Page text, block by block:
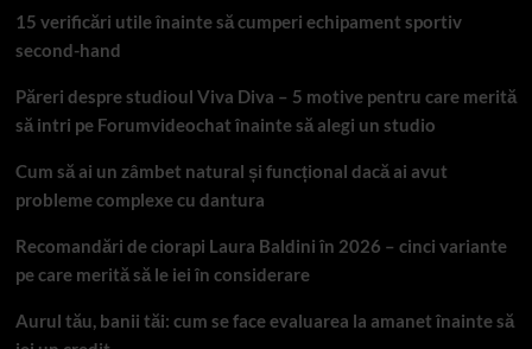
15 verificări utile înainte să cumperi echipament sportiv
second-hand
Păreri despre studioul Viva Diva – 5 motive pentru care merită
să intri pe Forumvideochat înainte să alegi un studio
Cum să ai un zâmbet natural și funcțional dacă ai avut
probleme complexe cu dantura
Recomandări de ciorapi Laura Baldini în 2026 – cinci variante
pe care merită să le iei în considerare
Aurul tău, banii tăi: cum se face evaluarea la amanet înainte să